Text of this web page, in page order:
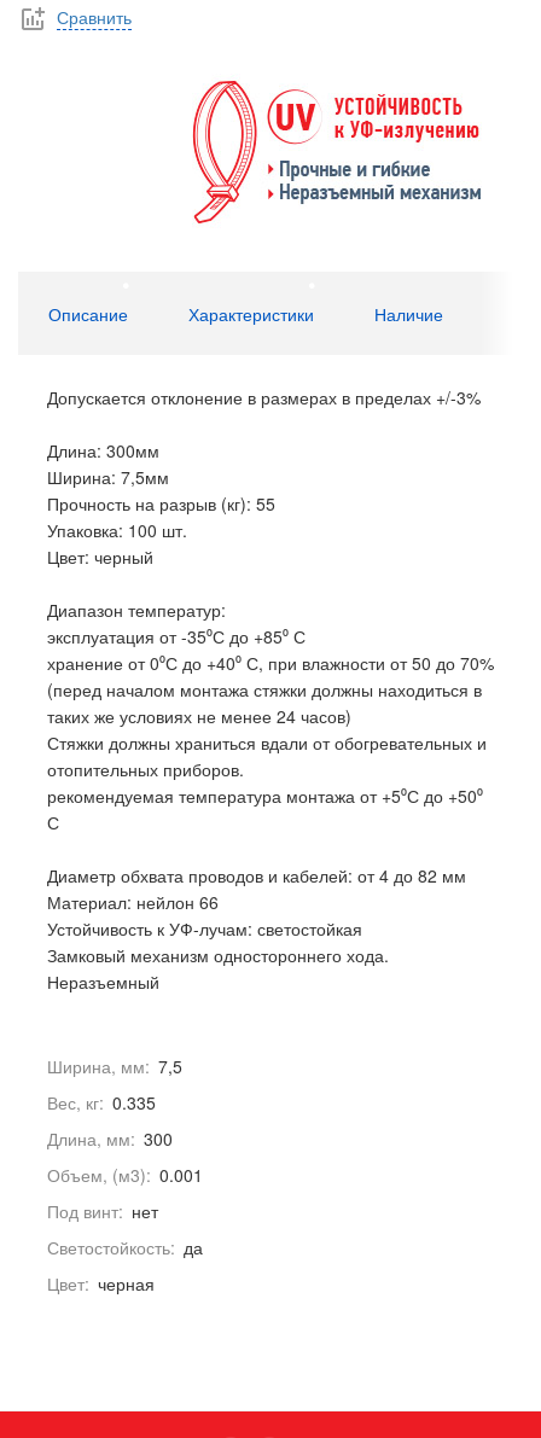
Сравнить
Описание Характеристики Наличие
Допускается отклонение в размерах в пределах +/-3%
Длина: 300мм
Ширина: 7,5мм
Прочность на разрыв (кг): 55
Упаковка: 100 шт.
Цвет: черный
Диапазон температур:
эксплуатация от -35⁰С до +85⁰ С
хранение от 0⁰С до +40⁰ С, при влажности от 50 до 70%
(перед началом монтажа стяжки должны находиться в
таких же условиях не менее 24 часов)
Стяжки должны храниться вдали от обогревательных и
отопительных приборов.
рекомендуемая температура монтажа от +5⁰С до +50⁰
С
Диаметр обхвата проводов и кабелей: от 4 до 82 мм
Материал: нейлон 66
Устойчивость к УФ-лучам: светостойкая
Замковый механизм одностороннего хода.
Неразъемный
Ширина, мм: 7,5
Вес, кг: 0.335
Длина, мм: 300
Объем, (м3): 0.001
Под винт: нет
Светостойкость: да
Цвет: черная